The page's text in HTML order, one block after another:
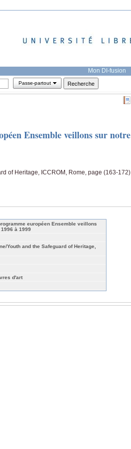
Mon DI-fusion
Passe-partout
Ensemble veillons sur notre
of Heritage, ICCROM, Rome, page (163-172)
européen Ensemble veillons
à 1999
Youth and the Safeguard of Heritage,
d'art